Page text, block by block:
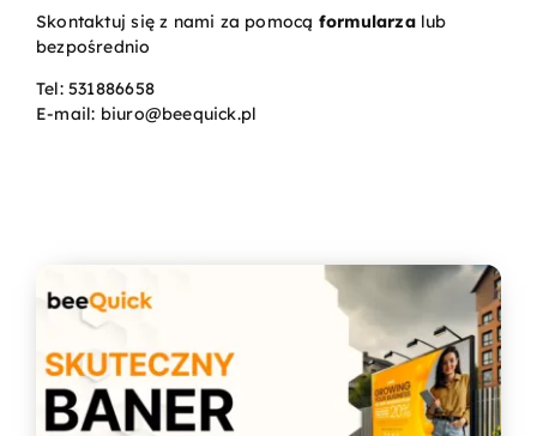
Skontaktuj się z nami za pomocą formularzalub
bezpośrednio
Tel:531886658
E-mail: biuro@beequick.pl